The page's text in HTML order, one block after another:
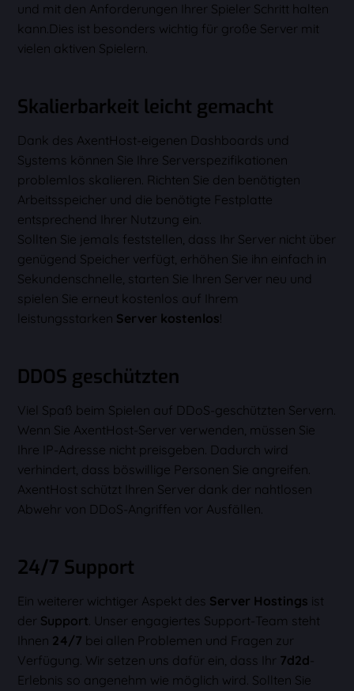
und mit den Anforderungen Ihrer Spieler Schritt halten
kann.Dies ist besonders wichtig für große Server mit
vielen aktiven Spielern.
Skalierbarkeit leicht gemacht
Dank des AxentHost-eigenen Dashboards und
Systems können Sie Ihre Serverspezifikationen
problemlos skalieren. Richten Sie den benötigten
Arbeitsspeicher und die benötigte Festplatte
entsprechend Ihrer Nutzung ein.
Sollten Sie jemals feststellen, dass Ihr Server nicht über
genügend Speicher verfügt, erhöhen Sie ihn einfach in
Sekundenschnelle, starten Sie Ihren Server neu und
spielen Sie erneut kostenlos auf Ihrem
leistungsstarken Server kostenlos!
DDOS geschützten
Viel Spaß beim Spielen auf DDoS-geschützten Servern.
Wenn Sie AxentHost-Server verwenden, müssen Sie
Ihre IP-Adresse nicht preisgeben. Dadurch wird
verhindert, dass böswillige Personen Sie angreifen.
AxentHost schützt Ihren Server dank der nahtlosen
Abwehr von DDoS-Angriffen vor Ausfällen.
24/7 Support
Ein weiterer wichtiger Aspekt des Server Hostings ist
der Support. Unser engagiertes Support-Team steht
Ihnen 24/7 bei allen Problemen und Fragen zur
Verfügung. Wir setzen uns dafür ein, dass Ihr 7d2d
Erlebnis so angenehm wie möglich wird. Sollten Sie